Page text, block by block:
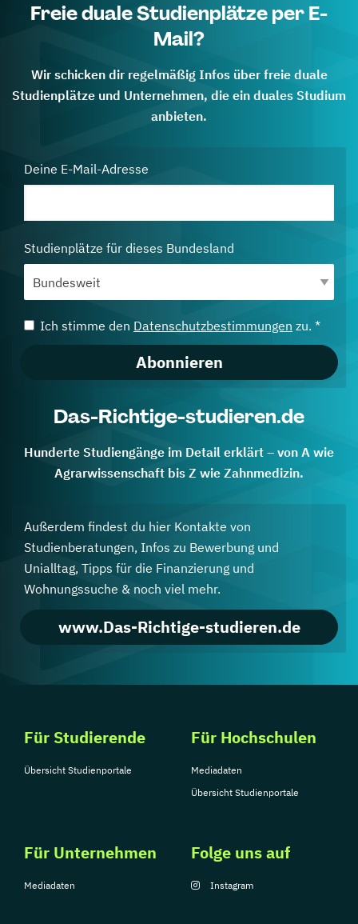
Freie duale Studienplätze per E-
Mail?
Wir schicken dir regelmäßig Infos über freie duale
Studienplätze und Unternehmen, die ein duales Studium
anbieten.
Deine E-Mail-Adresse
Studienplätze für dieses Bundesland
Ich stimme den Datenschutzbestimmungen zu. *
Abonnieren
Das-Richtige-studieren.de
Hunderte Studiengänge im Detail erklärt – von A wie
Agrarwissenschaft bis Z wie Zahnmedizin.
Außerdem findest du hier Kontakte von
Studienberatungen, Infos zu Bewerbung und
Unialltag, Tipps für die Finanzierung und
Wohnungssuche & noch viel mehr.
www.Das-Richtige-studieren.de
Für Studierende
Übersicht Studienportale
Für Hochschulen
Mediadaten
Übersicht Studienportale
Für Unternehmen
Mediadaten
Folge uns auf
Instagram